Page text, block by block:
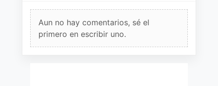
Aun no hay comentarios, sé el
primero en escribir uno.